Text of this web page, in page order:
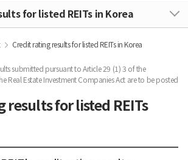
for listed REITs in Korea
results for listed REITs
submitted pursuant to Article 29 (1) 3 of the
Real Estate Investment Companies Act are to be posted
Credit rating results for listed REITs in Korea